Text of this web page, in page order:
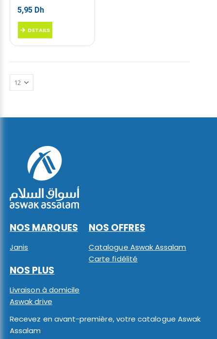
5,95 Dh
DETAILS
NOS MARQUES
Janis
NOS OFFRES
Catalogue Aswak Assalam
Carte fidélité
NOS PLUS
Livraison à domicile
Aswak drive
Recevez en avant-première, votre catalogue Aswak
Assalam